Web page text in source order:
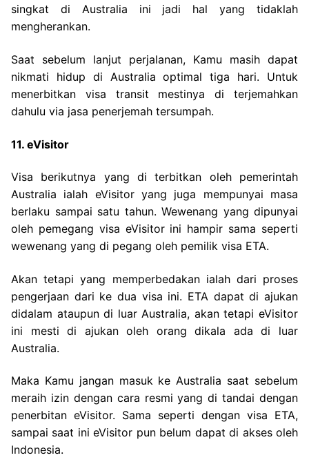
singkat di Australia ini jadi hal yang tidaklah
mengherankan.
Saat sebelum lanjut perjalanan, Kamu masih dapat
nikmati hidup di Australia optimal tiga hari. Untuk
menerbitkan visa transit mestinya di terjemahkan
dahulu via jasa penerjemah tersumpah.
11. eVisitor
Visa berikutnya yang di terbitkan oleh pemerintah
Australia ialah eVisitor yang juga mempunyai masa
berlaku sampai satu tahun. Wewenang yang dipunyai
oleh pemegang visa eVisitor ini hampir sama seperti
wewenang yang di pegang oleh pemilik visa ETA.
Akan tetapi yang memperbedakan ialah dari proses
pengerjaan dari ke dua visa ini. ETA dapat di ajukan
didalam ataupun di luar Australia, akan tetapi eVisitor
ini mesti di ajukan oleh orang dikala ada di luar
Australia.
Maka Kamu jangan masuk ke Australia saat sebelum
meraih izin dengan cara resmi yang di tandai dengan
penerbitan eVisitor. Sama seperti dengan visa ETA,
sampai saat ini eVisitor pun belum dapat di akses oleh
Indonesia.